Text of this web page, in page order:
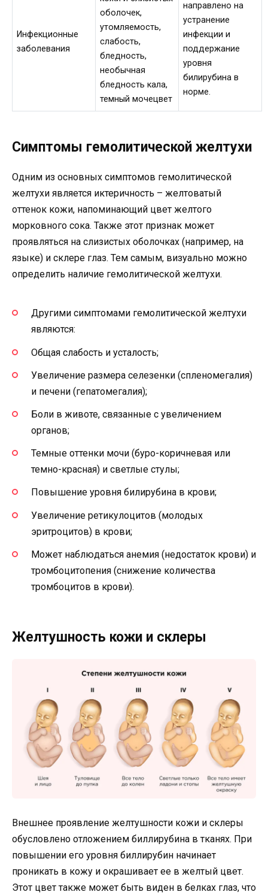
Инфекционные
заболевания
оболочек,
утомляемость,
слабость,
бледность,
необычная
бледность кала,
темный мочецвет
направлено на
устранение
инфекции и
поддержание
уровня
билирубина в
норме.
Симптомы гемолитической желтухи
Одним из основных симптомов гемолитической
желтухи является иктеричность – желтоватый
оттенок кожи, напоминающий цвет желтого
морковного сока. Также этот признак может
проявляться на слизистых оболочках (например, на
языке) и склере глаз. Тем самым, визуально можно
определить наличие гемолитической желтухи.
Другими симптомами гемолитической желтухи
являются:
Общая слабость и усталость;
Увеличение размера селезенки (спленомегалия)
и печени (гепатомегалия);
Боли в животе, связанные с увеличением
органов;
Темные оттенки мочи (буро-коричневая или
темно-красная) и светлые стулы;
Повышение уровня билирубина в крови;
Увеличение ретикулоцитов (молодых
эритроцитов) в крови;
Может наблюдаться анемия (недостаток крови) и
тромбоцитопения (снижение количества
тромбоцитов в крови).
Желтушность кожи и склеры
Внешнее проявление желтушности кожи и склеры
обусловлено отложением биллирубина в тканях. При
повышении его уровня биллирубин начинает
проникать в кожу и окрашивает ее в желтый цвет.
Этот цвет также может быть виден в белках глаз, что